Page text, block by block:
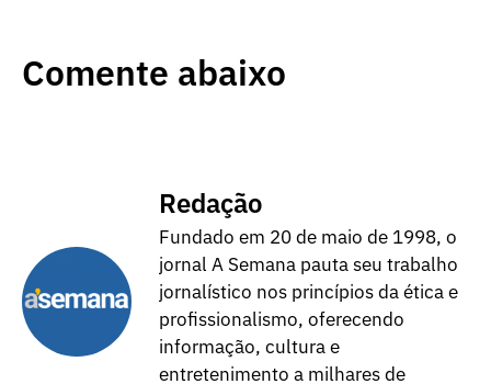
Comente abaixo
Redação
Fundado em 20 de maio de 1998, o
jornal A Semana pauta seu trabalho
jornalístico nos princípios da ética e
profissionalismo, oferecendo
informação, cultura e
entretenimento a milhares de